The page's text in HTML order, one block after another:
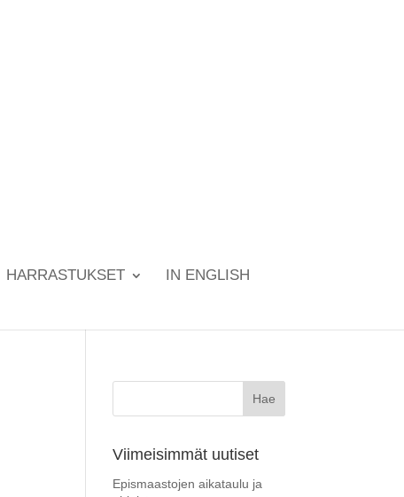
HARRASTUKSET IN ENGLISH
Viimeisimmät uutiset
Epismaastojen aikataulu ja